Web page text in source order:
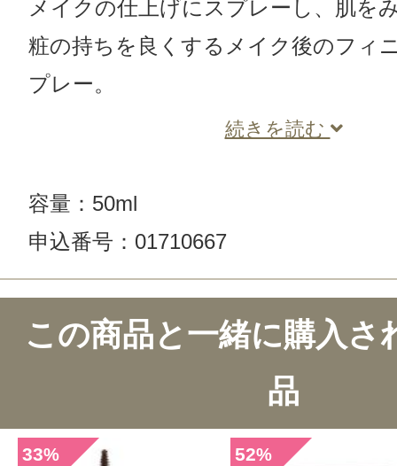
メイクの仕上げにスプレーし、肌を
粧の持ちを良くするメイク後のフィ
プレー。
続きを読む
容量：50ml
申込番号：01710667
この商品のクチコミ
104件のレビュー
この商品と一緒に購入さ
品
33% 52%